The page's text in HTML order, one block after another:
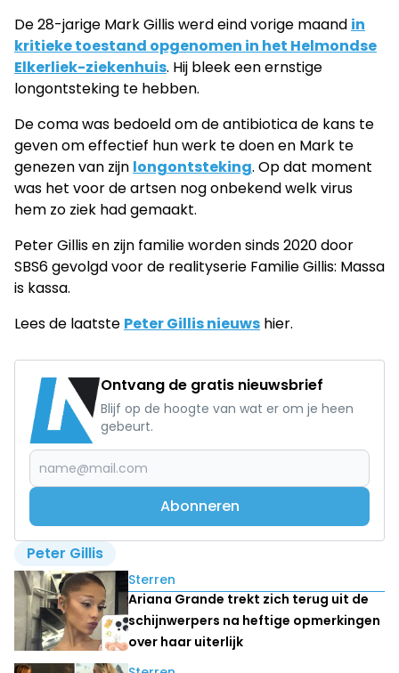
De 28-jarige Mark Gillis werd eind vorige maand in
kritieke toestand opgenomen in het Helmondse
Elkerliek-ziekenhuis. Hij bleek een ernstige
longontsteking te hebben.
De coma was bedoeld om de antibiotica de kans te
geven om effectief hun werk te doen en Mark te
genezen van zijn longontsteking. Op dat moment
was het voor de artsen nog onbekend welk virus
hem zo ziek had gemaakt.
Peter Gillis en zijn familie worden sinds 2020 door
SBS6 gevolgd voor de realityserie Familie Gillis: Massa
is kassa.
Lees de laatste Peter Gillis nieuws hier.
Ontvang de gratis nieuwsbrief
Blijf op de hoogte van wat er om je heen
gebeurt.
Abonneren
Peter Gillis
Lees ook
Sterren
Ariana Grande trekt zich terug uit de
schijnwerpers na heftige opmerkingen
over haar uiterlijk